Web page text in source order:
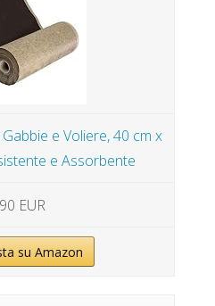
e Voliere, 40 cm x
e Assorbente
EUR
su Amazon